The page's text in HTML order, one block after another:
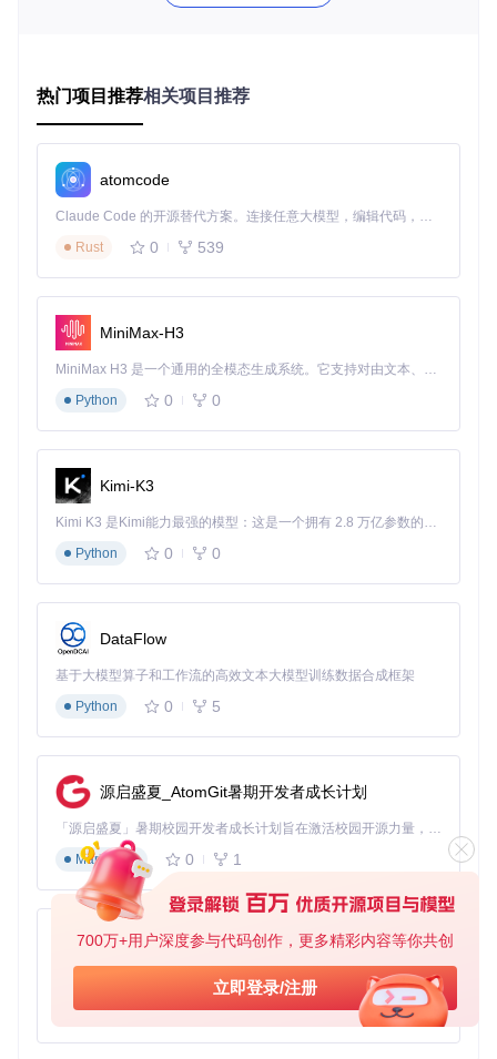
700万+用户深度参与代码创作，更多精彩内容等你共创
立即登录/注册
侧的缩放状态指示和重置功能，确保公式与整体设计保持视觉
协调。
所有LaTeX公式自动生成唯一标签，相关文件统一存储于文档
的links子文件夹。当修改公式时，系统自动追踪引用关系并批
公式以PDF格式嵌入Illustrator文档，支持无限缩放而不失真。
配合Illustrator的图层管理功能，可实现公式与图形元素的精准
对齐和分层编辑。
跨平台兼容架构
主流LaTeX发行版，确保不同操作系统下的一致体验。
三大行业场景的实践价值
物理学研究论文配图
某高校物理实验室在撰写量子力学论文时，使用LaTeX2AI创
建包含薛定谔方程的势能分布图。通过插件的实时编译功能，
研究人员在调整公式参数的同时观察图形变化，将原本需要2
小时的排版工作缩短至20分钟。
工程技术手册编制
LaTeX2AI的标签管理功能，当公式参数更新时，所有相关插
图自动同步修改，避免了人工查找替换可能产生的疏漏。
中学数学教师使用插件制作动态几何课件，在Illustrator中组合
LaTeX公式与几何图形，通过调整公式缩放比例保持视觉统
一，使教学内容更具专业质感。
技术架构的创新决策
LaTeX2AI基于Adobe CEP框架开发，采用分层架构设计：
：使用HTML/CSS/JS构建响应式UI，通过CSInterfa
ce与Illustrator核心交互
：C++编写的核心模块处理LaTeX编译、PDF解
析和矢量图形生成
热门项目推荐相关项目推荐
atomcode
Claude Code 的开源替代方案。连接任意大模型，编辑代码，运行命令，自动验证 — 全自动执行。用 Rust 构建，极致性能。 ｜ An open-source alternative to Claude Code. Connect any LLM, edit code, run commands, and verify changes — autonomously. Built in Rust for speed. Get Started
Rust
0 539
MiniMax-H3
MiniMax H3 是一个通用的全模态生成系统。它支持对由文本、图像、视频和音频组成的多模态上下文进行统一理解，并能生成分辨率高达 2K、时长可达 15 秒的带原生立体声音频的视频。得益于面向任务泛化的系统设计，H3 在预训练阶段就已具备广泛的多模态上下文理解与生成能力，能够出色地执行复杂的多模态指令。
Python
0 0
Kimi-K3
Kimi K3 是Kimi能力最强的模型：这是一个拥有 2.8 万亿参数的混合专家（MoE）模型，具备原生视觉理解能力，并支持 100 万 token 的上下文窗口。
Python
0 0
DataFlow
基于大模型算子和工作流的高效文本大模型训练数据合成框架
Python
0 5
源启盛夏_AtomGit暑期开发者成长计划
「源启盛夏」暑期校园开发者成长计划旨在激活校园开源力量，通过积分激励、认证扶持、资源倾斜等形式，引导高校组织和开发者完成「入驻 — 建项目 — 做贡献 — 获认证 — 得资源」的完整闭环。无论你是想带领社团入驻平台的组织者，还是希望用代码贡献证明自己的开发者，都能在这里找到属于你的成长路径。
Markdown
0 1
py-xiaozhi
基于Python的Xiaozhi AI，适用于想要完整Xiaozhi体验而无需拥有专用硬件的用户。
Python
0 1